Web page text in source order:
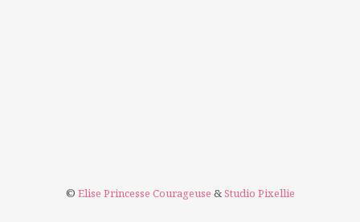
© Elise Princesse Courageuse &Studio Pixellie